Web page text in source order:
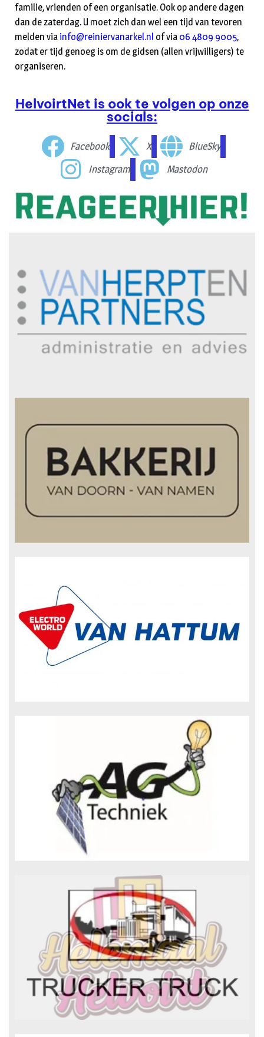
familie, vrienden of een organisatie. Ook op andere dagen
dan de zaterdag. U moet zich dan wel een tijd van tevoren
melden via info@reiniervanarkel.nl of via 06 4809 9005,
zodat er tijd genoeg is om de gidsen (allen vrijwilligers) te
organiseren.
HelvoirtNet is ook te volgen op onze
socials:
Facebook X
BlueSky
Instagram
Mastodon